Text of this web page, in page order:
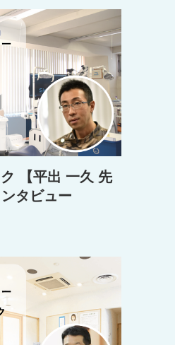
【平出 一久 先
タビュー